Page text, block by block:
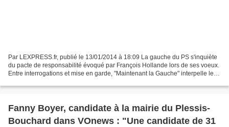
Par LEXPRESS.fr, publié le 13/01/2014 à 18:09 La gauche du PS s'inquiète
du pacte de responsabilité évoqué par François Hollande lors de ses voeux.
Entre interrogations et mise en garde, "Maintenant la Gauche" interpelle le
Fanny Boyer, candidate à la mairie du Plessis-
Bouchard dans VOnews : "Une candidate de 31